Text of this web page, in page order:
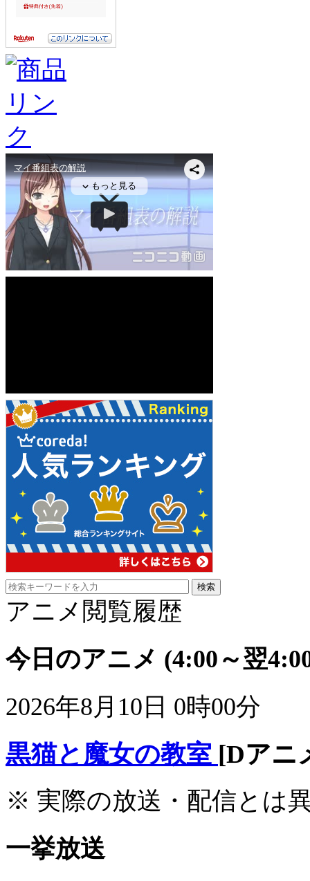
アニメ閲覧履歴
今日のアニメ (4:00～翌
2026年8月10日 0時00分
黒猫と魔女の教室 [Dアニ
※ 実際の放送・配信とは
一挙放送